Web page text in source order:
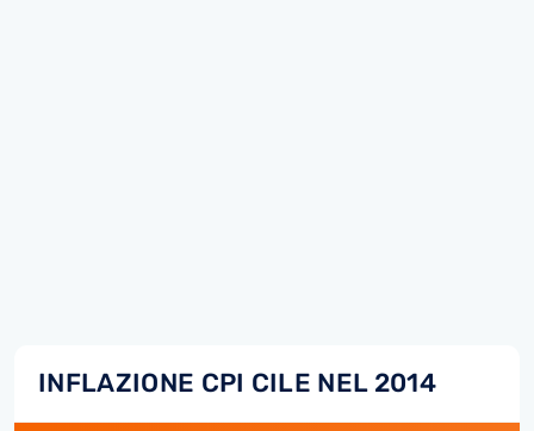
INFLAZIONE CPI CILE NEL 2014